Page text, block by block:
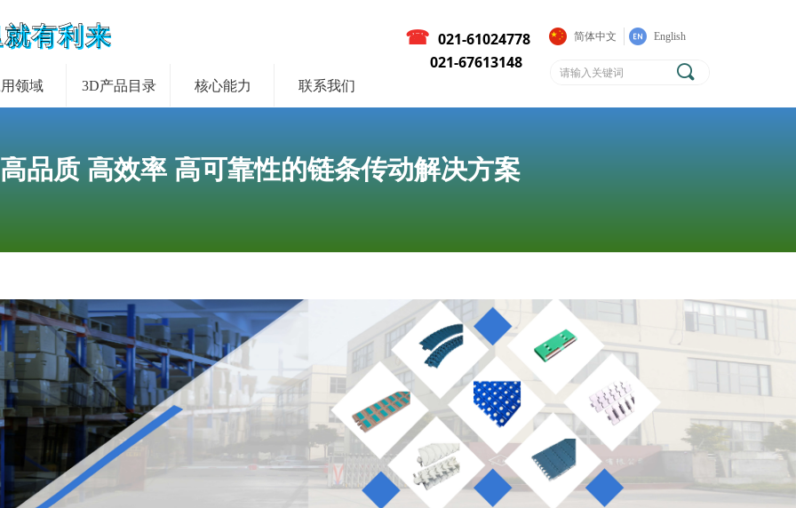
领域 3D产品目录 核心能力 联系我们
☎ 021-61024778
021-67613148
끠
简体中文 English
有利来
品质 高效率 高可靠性的链条传动解决方案